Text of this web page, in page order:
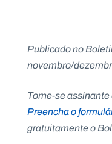
Publicado no
novembro/
Torne-se
Preencha o
gratuitamente o